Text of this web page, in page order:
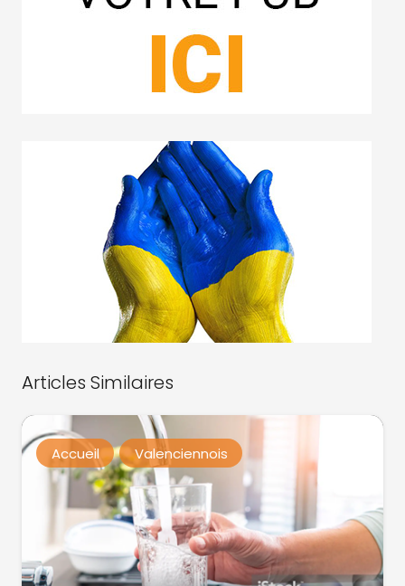
Articles Similaires
Accueil Valenciennois